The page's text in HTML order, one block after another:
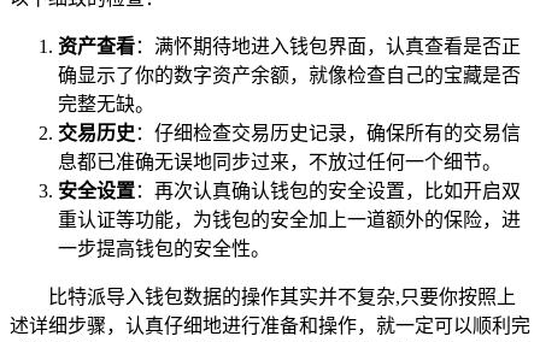
资产查看：满怀期待地进入钱包界面，认真查看是否正
确显示了你的数字资产余额，就像检查自己的宝藏是否
完整无缺。
交易历史 ：仔细检查交易历史记录，确保所有的交易信
息都已准确无误地同步过来，不放过任何一个细节。
安全设置：再次认真确认钱包的安全设置，比如开启双
重认证等功能，为钱包的安全加上一道额外的保险，进
一步提高钱包的安全性。
比特派导入钱包数据的操作其实并不复杂,只要你按照上
述详细步骤，认真仔细地进行准备和操作，就一定可以顺利完